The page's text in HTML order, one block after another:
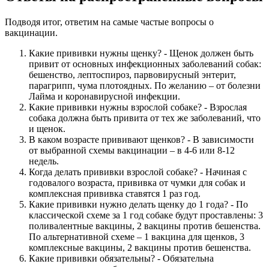
Подводя итог, ответим на самые частые вопросы о
вакцинации.
Какие прививки нужны щенку? - Щенок должен быть
привит от основных инфекционных заболеваний собак:
бешенство, лептоспироз, парвовирусный энтерит,
парагрипп, чума плотоядных. По желанию – от болезни
Лайма и коронавирусной инфекции.
Какие прививки нужны взрослой собаке? - Взрослая
собака должна быть привита от тех же заболеваний, что
и щенок.
В каком возрасте прививают щенков? - В зависимости
от выбранной схемы вакцинации – в 4-6 или 8-12
недель.
Когда делать прививки взрослой собаке? - Начиная с
годовалого возраста, прививка от чумки для собак и
комплексная прививка ставятся 1 раз год.
Какие прививки нужно делать щенку до 1 года? - По
классической схеме за 1 год собаке будут проставлены: 3
поливалентные вакцины, 2 вакцины против бешенства.
По альтернативной схеме – 1 вакцина для щенков, 3
комплексные вакцины, 2 вакцины против бешенства.
Какие прививки обязательны? - Обязательна